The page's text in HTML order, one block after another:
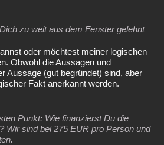
zu weit aus dem Fenster gelehnt
oder möchtest meiner logischen
Obwohl die Aussagen und
Aussage (gut begründet) sind, aber
Fakt anerkannt werden.
Punkt: Wie finanzierst Du die
Wir sind bei 275 EUR pro Person und